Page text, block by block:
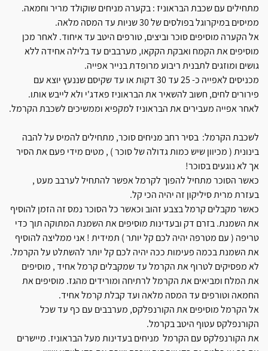
מתחילים עם שכבת הבראוניז : בקערה מניחים שוקולד מריר וחמאה.
ממיסים במיקרוגל בפולסים של 30 שניות עד המסה מלאה.
אל הקערה מוסיפים סוכר וביצים, טורפים היטב עד איחוד. לאחר מכן
מוסיפים את הקמח ואבקת הקקאו, מערבבים עד בלילה אחידה ללא
גושים ומוזגים לתבנית ריבוע מרופדת בנייר אפייה.
מכניסים לאפייה כ- 25 עד 30 דקות או עד שקיסם שננעץ יוצא עם
פירורים לחים, חשוב להשאיר את הבראוניז פאדג'י ולא לייבש אותו.
לאחר אפייה מעבירים את הבראוניז למקפיא וממשיכים לשכבת הקרמל.
לשכבת הקרמל: בסיר רחב מניחים סוכר, מתחילים להמיס על להבה
בינונית ( מכיוון שיש כמות גדולה של סוכר ) , מטים מידי פעם את הסיר
אך לא נוגעים בסוכר!
כאשר הסוכר מתחיל להפוך לקרמל אפשר להתחיל לערבב מעט ,
בעזרת מרית סיליקון זה יהיה הכי קל.
כאשר מקבלים קרמל בצבע זהוב וכאשר כל הסוכר נמס זה הזמן להוסיף
את השמנת. בזרם דק ובעדינות מוסיפים את השמנת המתוקה תוך כדי
טריפה ( עם מטרפה יהיה לכם קל יותר ) תמידית ! אני ממליצה להוסיף
את השמנת בכמה פעימות ככה יהיה לכם קל יותר להשתלט על הקרמל.
לא מפסיקים לטרוף את הקרמל עד שמקבלים קרמל אחיד , מוסיפים
את המלח ומביאים את הקרמל לרתיחה ומורידים מהגז. מוסיפים את
החמאה וטורפים עד המסה מלאה ועד קבלת קרמל אחיד.
אל הקרמל מוסיפים את הקורנפלקס, מערבבים עם כף עד שכל
הקורנפלקס עטוף היטב בקרמל.
את הקורנפלקס עם הקרמל מניחים בעדינות מעל הבראוניז. מיישרים